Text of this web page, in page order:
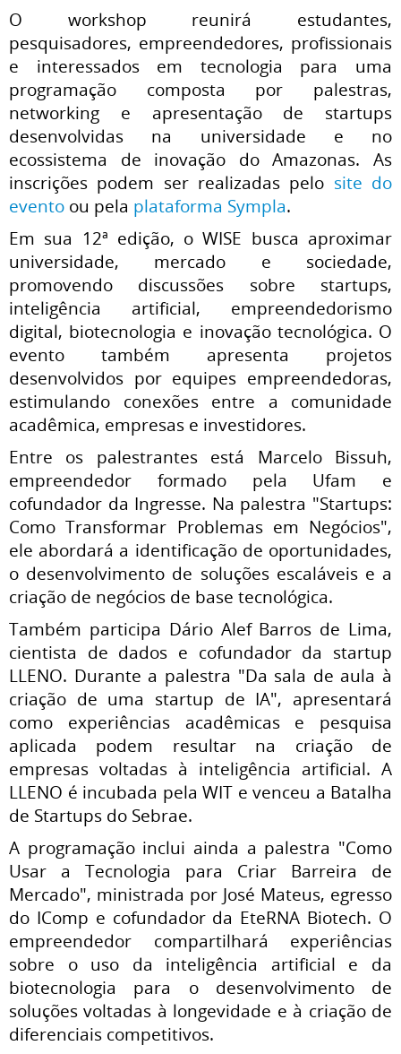
O workshop reunirá estudantes,
pesquisadores, empreendedores, profissionais
e interessados em tecnologia para uma
programação composta por palestras,
networking e apresentação de startups
desenvolvidas na universidade e no
ecossistema de inovação do Amazonas. As
inscrições podem ser realizadas pelo site do
evento ou pela plataforma Sympla.
Em sua 12ª edição, o WISE busca aproximar
universidade, mercado e sociedade,
promovendo discussões sobre startups,
inteligência artificial, empreendedorismo
digital, biotecnologia e inovação tecnológica. O
evento também apresenta projetos
desenvolvidos por equipes empreendedoras,
estimulando conexões entre a comunidade
acadêmica, empresas e investidores.
Entre os palestrantes está Marcelo Bissuh,
empreendedor formado pela Ufam e
cofundador da Ingresse. Na palestra "Startups:
Como Transformar Problemas em Negócios",
ele abordará a identificação de oportunidades,
o desenvolvimento de soluções escaláveis e a
criação de negócios de base tecnológica.
Também participa Dário Alef Barros de Lima,
cientista de dados e cofundador da startup
LLENO. Durante a palestra "Da sala de aula à
criação de uma startup de IA", apresentará
como experiências acadêmicas e pesquisa
aplicada podem resultar na criação de
empresas voltadas à inteligência artificial. A
LLENO é incubada pela WIT e venceu a Batalha
de Startups do Sebrae.
A programação inclui ainda a palestra "Como
Usar a Tecnologia para Criar Barreira de
Mercado", ministrada por José Mateus, egresso
do IComp e cofundador da EteRNA Biotech. O
empreendedor compartilhará experiências
sobre o uso da inteligência artificial e da
biotecnologia para o desenvolvimento de
soluções voltadas à longevidade e à criação de
diferenciais competitivos.